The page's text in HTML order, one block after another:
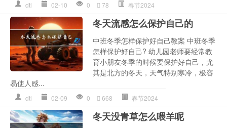
dtl 02-10 0 78 春节2024
冬天流感怎么保护自己的
中班冬季怎样保护好自己教案 中班冬季
怎样保护好自己? 幼儿园老师要经常教
育小朋友冬季的时候要保护好自己，尤
其是北方的冬天，天气特别寒冷，极容
易使人感...
dtl 02-09 0 668 春节2024
冬天没青草怎么喂羊呢